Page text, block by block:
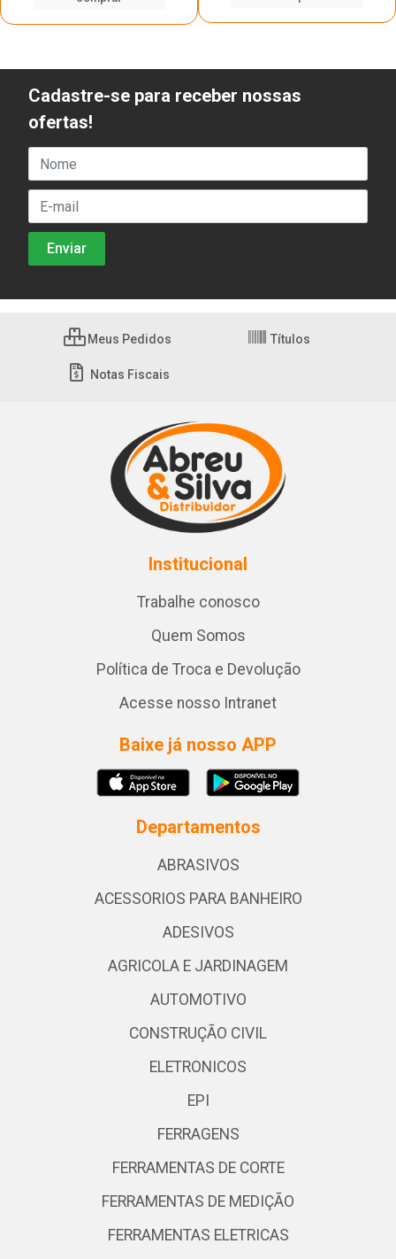
Cadastre-se para receber nossas
ofertas!
Meus Pedidos Títulos
Notas Fiscais
Institucional
Trabalhe conosco
Quem Somos
Política de Troca e Devolução
Acesse nosso Intranet
Baixe já nosso APP
Departamentos
ABRASIVOS
ACESSORIOS PARA BANHEIRO
ADESIVOS
AGRICOLA E JARDINAGEM
AUTOMOTIVO
CONSTRUÇÃO CIVIL
ELETRONICOS
EPI
FERRAGENS
FERRAMENTAS DE CORTE
FERRAMENTAS DE MEDIÇÃO
FERRAMENTAS ELETRICAS